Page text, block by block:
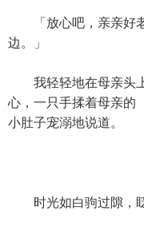
「放心吧，亲亲好老
边。」
我轻轻地在母亲头上
心，一只手揉着母亲的
小肚子宠溺地说道。
＊＊＊
时光如白驹过隙，眨